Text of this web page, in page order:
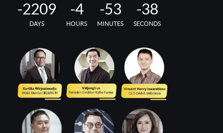
-2209
DAYS
-4
HOURS
-53
MINUTES
-39
SECONDS